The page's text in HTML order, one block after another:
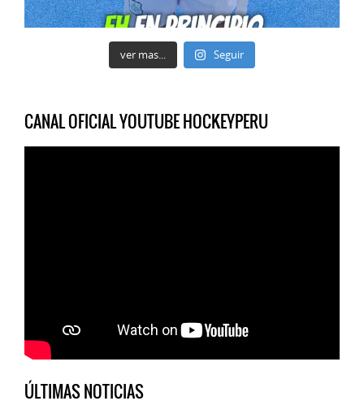
ver mas... Seguir
CANAL OFICIAL YOUTUBE HOCKEYPERU
ÚLTIMAS NOTICIAS